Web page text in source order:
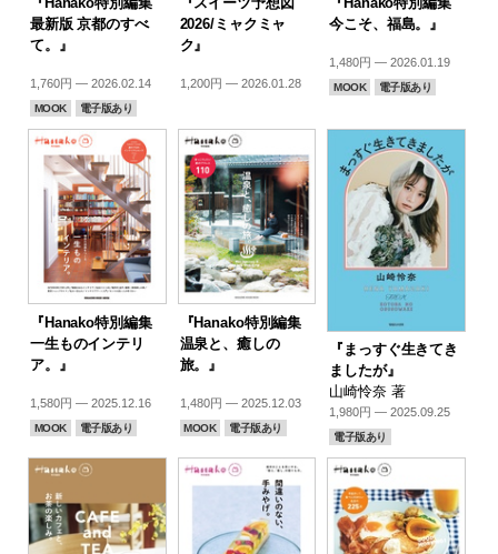
最新版 京都のすべ
て。』
1,760円 — 2026.02.14
MOOK 電子版あり
2026/ミャクミャ
ク』
1,200円 — 2026.01.28
今こそ、福島。』
1,480円 — 2026.01.19
MOOK 電子版あり
『Hanako特別編集
一生ものインテリ
ア。』
1,580円 — 2025.12.16
MOOK 電子版あり
『Hanako特別編集
温泉と、癒しの
旅。』
1,480円 — 2025.12.03
MOOK 電子版あり
『まっすぐ生きてき
ましたが』
山崎怜奈 著
1,980円 — 2025.09.25
電子版あり